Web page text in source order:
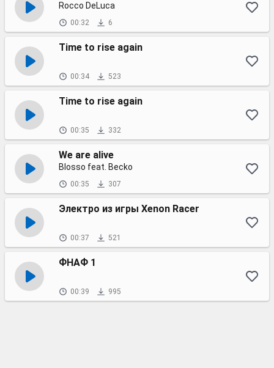
Rocco DeLuca
00:32 6
Time to rise again
00:34 523
Time to rise again
00:35 332
We are alive
Blosso feat. Becko
00:35 307
Электро из игры Xenon Racer
00:37 521
ФНАФ 1
00:39 995